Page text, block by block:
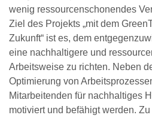
wenig ressourcenschonendes
Ziel des Projekts „mit dem
Zukunft“ ist es, dem
eine nachhaltigere und
Arbeitsweise zu richten. Neben
Optimierung von
Mitarbeitenden für nachhaltiges
motiviert und befähigt werden.